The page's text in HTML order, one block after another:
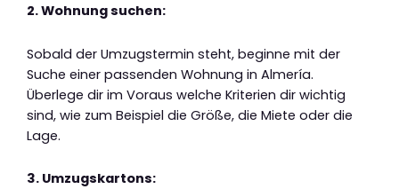
2. Wohnung suchen:
Sobald der Umzugstermin steht, beginne mit der
Suche einer passenden Wohnung in Almería.
Überlege dir im Voraus welche Kriterien dir wichtig
sind, wie zum Beispiel die Größe, die Miete oder die
Lage.
3. Umzugskartons: